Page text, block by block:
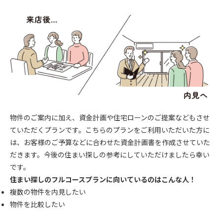
物件のご案内に加え、資金計画や住宅ローンのご提案などもさせ
ていただくプランです。こちらのプランをご利用いただいた方に
は、お客様のご予算などに合わせた資金計画書を作成させていた
だきます。今後の住まい探しの参考にしていただけましたら幸い
です。
住まい探しのフルコースプランに向いているのはこんな人！
複数の物件を内見したい
物件を比較したい